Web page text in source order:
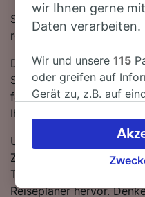
Sie wollen mit dem Zug
reisen? Dann sind Sie bei
Die Fahrtzeit beträgt mit
Stunde 11 Minuten. Auf
fahren für gewöhnlich 22
Ihrer Fahrt nach
Um Ihnen dabei behilflich
Zugangebote zu
Tickets von Porto nach
Reiseplaner hervor.
wir Ihnen gerne
Daten verarbeiten.
Wir und unsere115
oder greifen auf
Gerät zu, z.B. auf
verarbeiten. Sie
akzeptieren oder
Ihres
besuchen Sie